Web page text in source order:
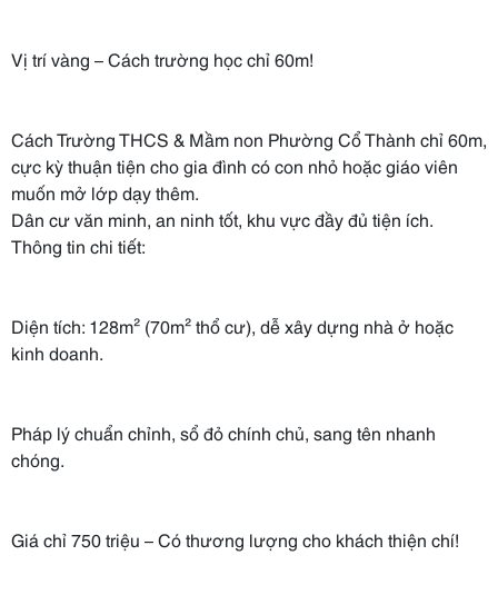
Vị trí vàng – Cách trường học chỉ 60m!
Cách Trường THCS & Mầm non Phường Cổ Thành chỉ 60m,
cực kỳ thuận tiện cho gia đình có con nhỏ hoặc giáo viên
muốn mở lớp dạy thêm.
Dân cư văn minh, an ninh tốt, khu vực đầy đủ tiện ích.
Thông tin chi tiết:
Diện tích: 128m² (70m² thổ cư), dễ xây dựng nhà ở hoặc
kinh doanh.
Pháp lý chuẩn chỉnh, sổ đỏ chính chủ, sang tên nhanh
chóng.
Giá chỉ 750 triệu – Có thương lượng cho khách thiện chí!